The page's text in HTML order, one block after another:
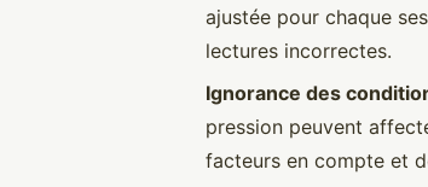
ajustée pour chaque
lectures incorrectes.
Ignorance des
pression peuvent
facteurs en compte et